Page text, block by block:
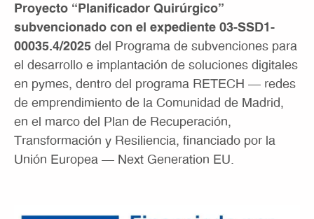
Proyecto “Planificador Quirúrgico”
subvencionado con el expediente 03-SSD1-
00035.4/2025 del Programa de subvenciones para
el desarrollo e implantación de soluciones digitales
en pymes, dentro del programa RETECH – redes
de emprendimiento de la Comunidad de Madrid,
en el marco del Plan de Recuperación,
Transformación y Resiliencia, financiado por la
Unión Europea – Next Generation EU.